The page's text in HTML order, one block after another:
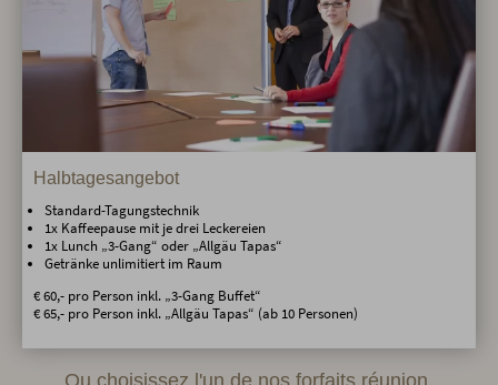
Halbtagesangebot
Standard-Tagungstechnik
1x Kaffeepause mit je drei Leckereien
1x Lunch „3-Gang“ oder „Allgäu Tapas“
Getränke unlimitiert im Raum
€ 60,- pro Person inkl. „3-Gang Buffet“
€ 65,- pro Person inkl. „Allgäu Tapas“ (ab 10 Personen)
Ou choisissez l'un de nos forfaits réunion.